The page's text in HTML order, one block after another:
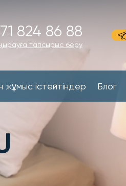
824 86 88
тапсырыс беру
жұмыс істейтіндер Блог